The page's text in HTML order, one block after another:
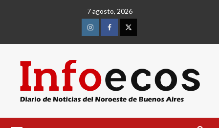
7 agosto, 2026
InstagramFacebookTwitter